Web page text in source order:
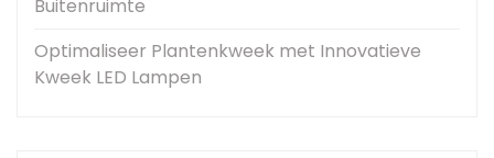
Buitenruimte
Optimaliseer Plantenkweek met Innovatieve
Kweek LED Lampen